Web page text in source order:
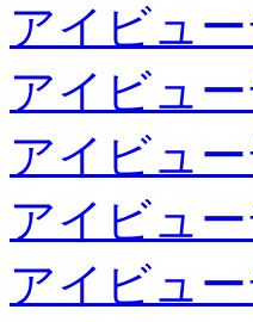
アイビュ
アイビュ
アイビュ
アイビュ
アイビュ